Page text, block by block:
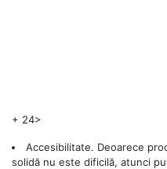
+ 24>
Accesibilitate. Deoarece
solidă nu este dificilă, atunci